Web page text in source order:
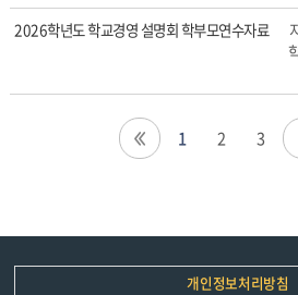
2026학년도 학교경영 설명회 학부모연수자료
1 2 3
개인정보처리방침